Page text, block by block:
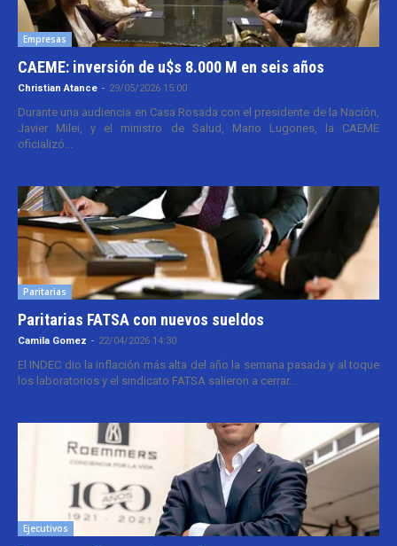
Empresas
CAEME: inversión de u$s 8.000 M en seis años
Christian Atance - 29/05/2026 15:00
Durante una audiencia en Casa Rosada con el presidente de la Nación,
Javier Milei, y el ministro de Salud, Mario Lugones, la CAEME
oficializó...
Paritarias
Paritarias FATSA con nuevos sueldos
Camila Gomez - 22/04/2026 14:30
El INDEC dio la inflación más alta del año la semana pasada y al toque
los laboratorios y el sindicato FATSA salieron a cerrar...
Ejecutivos